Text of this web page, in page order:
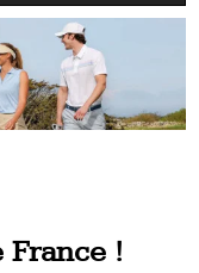
France !